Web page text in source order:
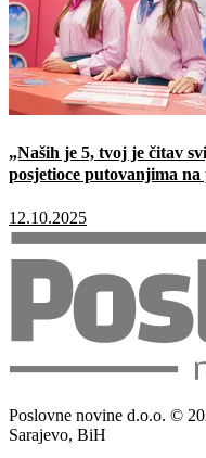
„Naših je 5, tvoj je čitav
posjetioce putovanjima
12.10.2025
Poslovne novine d.o.o. ©
Sarajevo, BiH